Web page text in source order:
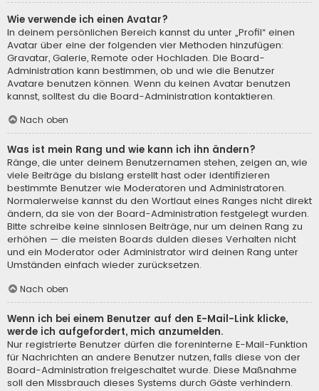
Wie verwende ich einen Avatar?
In deinem persönlichen Bereich kannst du unter „Profil“ einen
Avatar über eine der folgenden vier Methoden hinzufügen:
Gravatar, Galerie, Remote oder Hochladen. Die Board-
Administration kann bestimmen, ob und wie die Benutzer
Avatare benutzen können. Wenn du keinen Avatar benutzen
kannst, solltest du die Board-Administration kontaktieren.
Nach oben
Was ist mein Rang und wie kann ich ihn ändern?
Ränge, die unter deinem Benutzernamen stehen, zeigen an, wie
viele Beiträge du bislang erstellt hast oder identifizieren
bestimmte Benutzer wie Moderatoren und Administratoren.
Normalerweise kannst du den Wortlaut eines Ranges nicht direkt
ändern, da sie von der Board-Administration festgelegt wurden.
Bitte schreibe keine sinnlosen Beiträge, nur um deinen Rang zu
erhöhen — die meisten Boards dulden dieses Verhalten nicht
und ein Moderator oder Administrator wird deinen Rang unter
Umständen einfach wieder zurücksetzen.
Nach oben
Wenn ich bei einem Benutzer auf den E-Mail-Link klicke,
werde ich aufgefordert, mich anzumelden.
Nur registrierte Benutzer dürfen die foreninterne E-Mail-Funktion
für Nachrichten an andere Benutzer nutzen, falls diese von der
Board-Administration freigeschaltet wurde. Diese Maßnahme
soll den Missbrauch dieses Systems durch Gäste verhindern.